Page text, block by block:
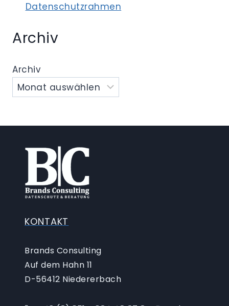
Datenschutzrahmen
Archiv
Archiv
KONTAKT
Brands Consulting
Auf dem Hahn 11
D-56412 Niedererbach